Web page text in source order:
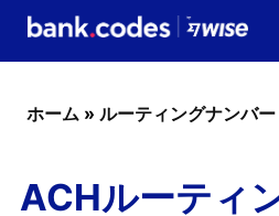
ホーム » ルーティングナンバー
ACHルーティ